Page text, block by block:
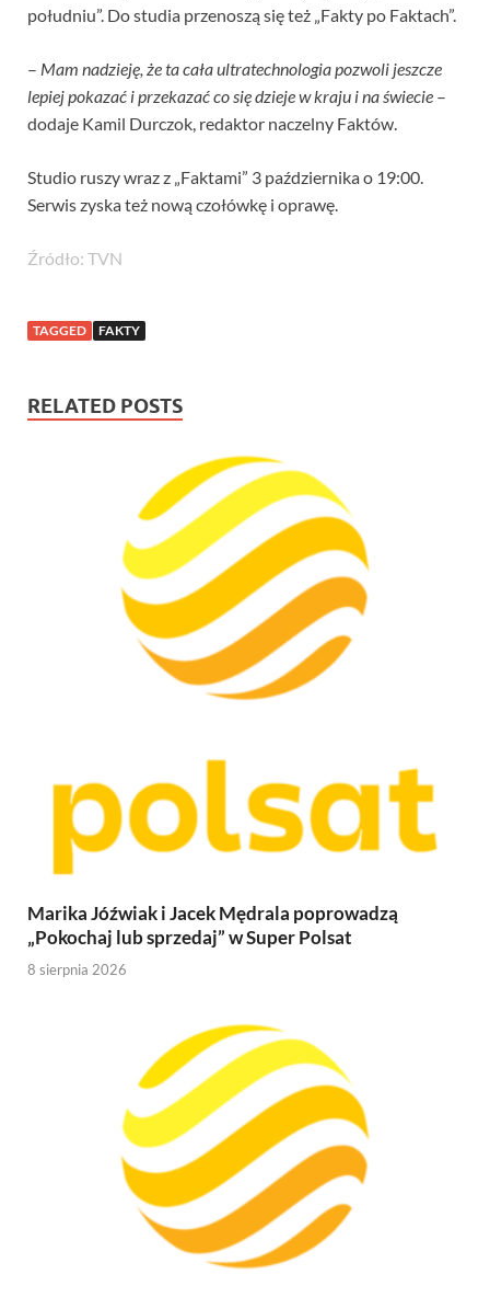
południu”. Do studia przenoszą się też „Fakty po Faktach”.
– Mam nadzieję, że ta cała ultratechnologia pozwoli jeszcze
lepiej pokazać i przekazać co się dzieje w kraju i na świecie –
dodaje Kamil Durczok, redaktor naczelny Faktów.
Studio ruszy wraz z „Faktami” 3 października o 19:00.
Serwis zyska też nową czołówkę i oprawę.
Źródło: TVN
TAGGED FAKTY
RELATED POSTS
Marika Jóźwiak i Jacek Mędrala poprowadzą
„Pokochaj lub sprzedaj” w Super Polsat
8 sierpnia 2026